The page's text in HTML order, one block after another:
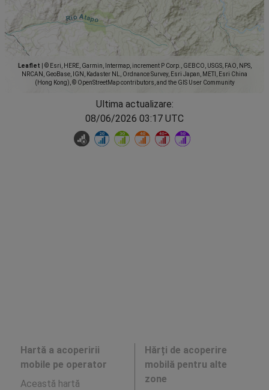
Leaflet
© Esri, HERE, Garmin, Intermap, increment P Corp., GEBCO, USGS, FAO, NPS,
NRCAN, GeoBase, IGN, Kadaster NL, Ordnance Survey, Esri Japan, METI, Esri China
(Hong Kong), © OpenStreetMap contributors, and the GIS User Community
Ultima actualizare:
08/06/2026 03:17 UTC
Hartă a acoperirii
mobile pe operator
Această hartă
Hărți de acoperire
mobilă pentru alte
zone